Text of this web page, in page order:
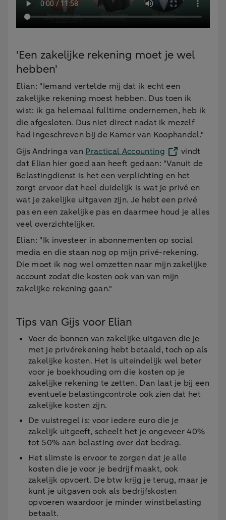
'Een zakelijke rekening moet je wel
hebben'
Elian: "Iemand vertelde mij dat ik echt een
zakelijke rekening moest hebben. Dus toen ik
wist: ik ga helemaal fulltime ondernemen, heb ik
die afgesloten. Dus niet direct nadat ik mezelf
had ingeschreven bij de Kamer van Koophandel."
Gijs Andringa van Practical Accounting
vindt
dat Elian hier goed aan heeft gedaan: "Vanuit de
Belastingdienst is het een verplichting en het
zorgt ervoor dat heel duidelijk is wat je privé en
wat je zakelijke uitgaven zijn. Je hebt een privé
pas en een zakelijke pas en daarmee houd je alles
veel overzichtelijker.
Elian: "Ik investeer in abonnementen op social
media en die staan nog op mijn privé-rekening.
Die moet ik nog wel omzetten naar mijn zakelijke
account zodat die kosten ook van van mijn
zakelijke rekening gaan."
Tips van Gijs voor Elian
Voer de bonnen van zakelijke uitgaven die je
met je privérekening hebt betaald, toch op als
zakelijke kosten. Het is uiteindelijk wel beter
voor je boekhouding om die kosten op je
zakelijke rekening te zetten. Dan laat je bij een
eventuele belastingcontrole ook zien dat het
zakelijke kosten zijn.
De vuistregel is: voor iedere euro die je
zakelijk uitgeeft, scheelt het je ongeveer 40%
tot 50% aan belasting over dat bedrag.
Het slimste is ervoor te zorgen dat je alle
kosten die je voor je bedrijf maakt, ook
zakelijk opvoert. De btw krijg je terug, maar je
kunt je uitgaven ook als bedrijfskosten
opvoeren waardoor je minder winstbelasting
betaalt.